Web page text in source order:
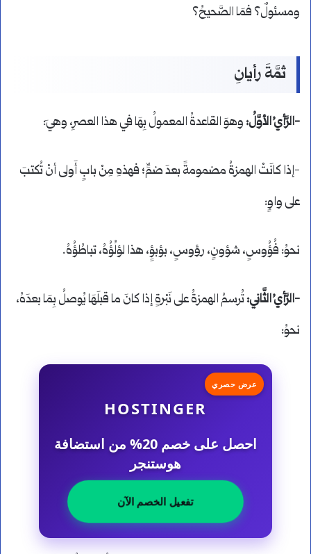
ومسئولٌ؟ فمَا الصَّحيحُ؟
ثمَّةَ رأيانِ
-الرَّأيُ الأوَّلُ:وهوَ القاعدةُ المعمولُ بِهَا في هذا العصرِ، وهيَ:
-إذا كانَتْ الهمزةُ مضمومةً بعدَ ضمٍّ؛ فهذهِ مِنْ بابٍ أَولى أنْ تُكتبَ
على واوٍ:
نحوُ: فُؤُوسٍ، شؤونٍ، رؤوسٍ، بؤبؤٍ، هذا لؤلُؤُهُ، تباطُؤُهُ.
-الرَّأيُ الثَّاني:تُرسمُ الهمزةُ على نَبْرةٍ إذا كانَ ما قبلَهَا يُوصلُ بِمَا بعدَهُ،
نحوُ:
عرض حصري
HOSTINGER
احصل على خصم 20% من استضافة
هوستنجر
تفعيل الخصم الآن